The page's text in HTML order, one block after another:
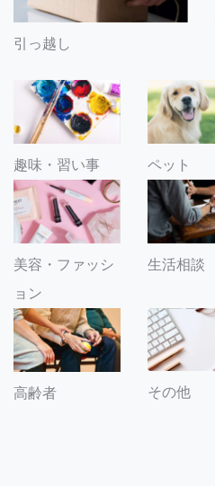
引っ越し
趣味・習い事 ペット
美容・ファッシ
ョン
生活相談
高齢者 その他